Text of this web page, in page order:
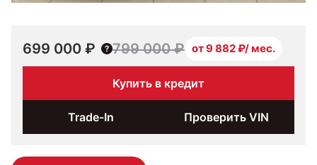
699 000 ₽ 799 000 ₽ от 9 882 ₽/ мес.
Купить в кредит
Trade-In Проверить VIN